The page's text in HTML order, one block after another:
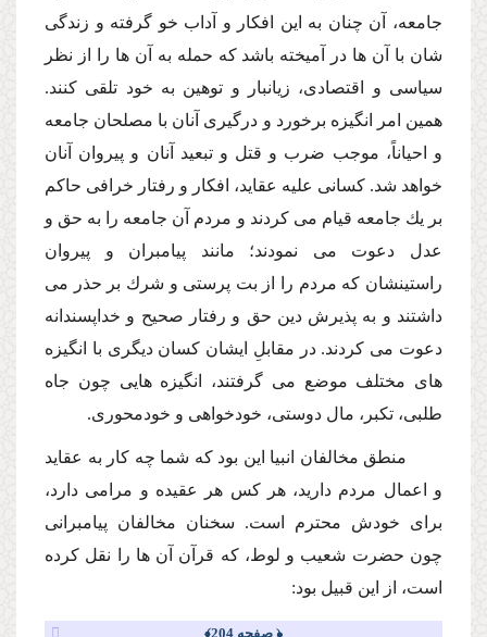
جامعه، آن چنان به این افكار و آداب خو گرفته و زندگى
شان با آن ها در آمیخته باشد كه حمله به آن ها را از نظر
سیاسى و اقتصادى، زیانبار و توهین به خود تلقى كنند.
همین امر انگیزه برخورد و درگیرى آنان با مصلحان جامعه
و احیاناً، موجب ضرب و قتل و تبعید آنان و پیروان آنان
خواهد شد. كسانى علیه عقاید، افكار و رفتار خرافى حاكم
بر یك جامعه قیام مى كردند و مردم آن جامعه را به حق و
عدل دعوت مى نمودند؛ مانند پیامبران و پیروان
راستینشان كه مردم را از بت پرستى و شرك بر حذر مى
داشتند و به پذیرش دین حق و رفتار صحیح و خداپسندانه
دعوت مى كردند. در مقابلِ ایشان كسان دیگرى با انگیزه
هاى مختلف موضع مى گرفتند، انگیزه هایى چون جاه
طلبى، تكبر، مال دوستى، خودخواهى و خودمحورى.
منطق مخالفان انبیا این بود كه شما چه كار به عقاید
و اعمال مردم دارید، هر كس هر عقیده و مرامى دارد،
براى خودش محترم است. سخنان مخالفان پیامبرانى
چون حضرت شعیب و لوط، كه قرآن آن ها را نقل كرده
است، از این قبیل بود:
﴿ صفحه 204﴾